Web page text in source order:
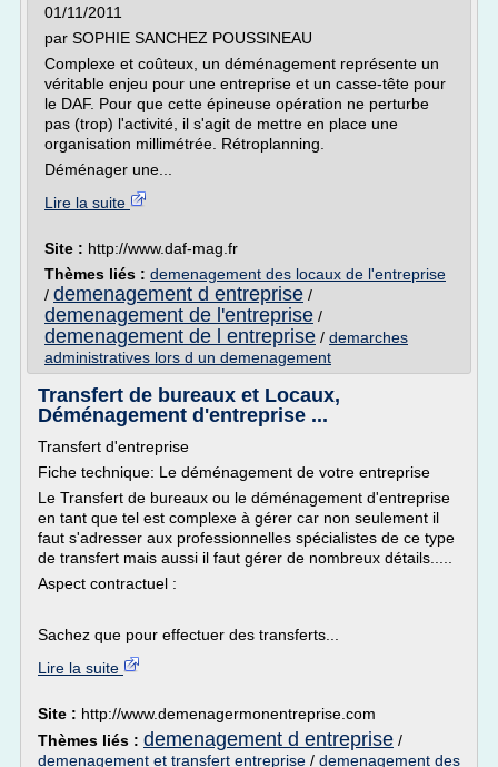
01/11/2011
par SOPHIE SANCHEZ POUSSINEAU
Complexe et coûteux, un déménagement représente un
véritable enjeu pour une entreprise et un casse-tête pour
le DAF. Pour que cette épineuse opération ne perturbe
pas (trop) l'activité, il s'agit de mettre en place une
organisation millimétrée. Rétroplanning.
Déménager une...
Lire la suite
Site : http://www.daf-mag.fr
Thèmes liés : demenagement des locaux de l'entreprise
/ demenagement d entreprise /
demenagement de l'entreprise /
demenagement de l entreprise / demarches
administratives lors d un demenagement
Transfert de bureaux et Locaux,
Déménagement d'entreprise ...
Transfert d'entreprise
Fiche technique: Le déménagement de votre entreprise
Le Transfert de bureaux ou le déménagement d'entreprise
en tant que tel est complexe à gérer car non seulement il
faut s'adresser aux professionnelles spécialistes de ce type
de transfert mais aussi il faut gérer de nombreux détails.....
Aspect contractuel :
Sachez que pour effectuer des transferts...
Lire la suite
Site : http://www.demenagermonentreprise.com
Thèmes liés : demenagement d entreprise /
demenagement et transfert entreprise / demenagement des